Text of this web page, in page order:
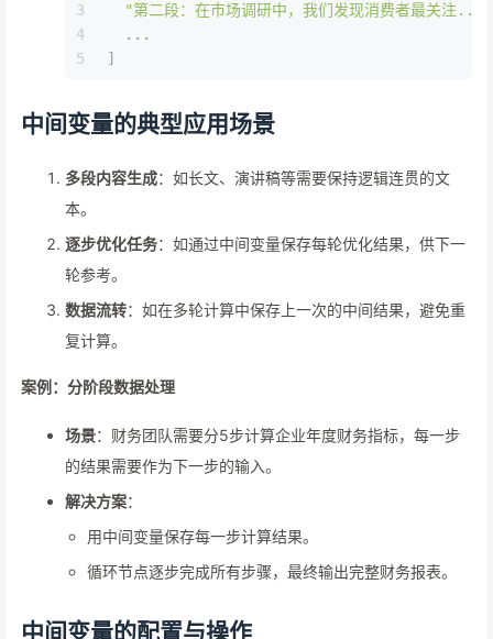
3
4
5
"第二段：在市场调研中，我们发现消费者最关注..."
  ...
]
中间变量的典型应用场景
多段内容生成：如长文、演讲稿等需要保持逻辑连贯的文
本。
逐步优化任务：如通过中间变量保存每轮优化结果，供下一
轮参考。
数据流转：如在多轮计算中保存上一次的中间结果，避免重
复计算。
案例：分阶段数据处理
场景：财务团队需要分5步计算企业年度财务指标，每一步
的结果需要作为下一步的输入。
解决方案：
用中间变量保存每一步计算结果。
循环节点逐步完成所有步骤，最终输出完整财务报表。
中间变量的配置与操作